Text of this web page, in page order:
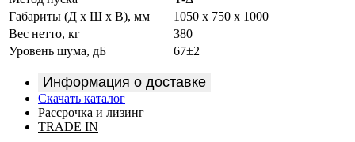
Габариты (Д х Ш х В), мм
1050 x 750 x 1000
Вес нетто, кг
380
Уровень шума, дБ
67±2
Информация о доставке
Скачать каталог
Рассрочка и лизинг
TRADE IN